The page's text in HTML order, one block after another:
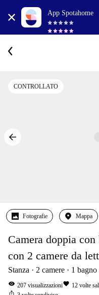
App Spotahome
CONTROLLATO
Fotografie Mappa
Camera doppia
con 2 camere da
Stanza 2 camere 1 bagno
visibility 207 visualizzazionifavorite 12 volte